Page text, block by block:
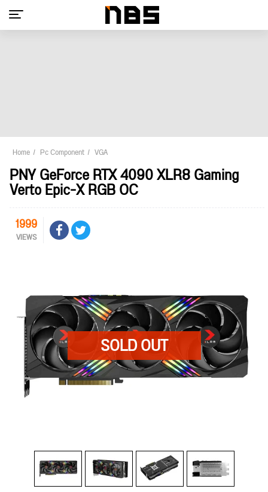
Home Pc Component VGA
PNY GeForce RTX 4090 XLR8 Gaming
Verto Epic-X RGB OC
1999
VIEWS